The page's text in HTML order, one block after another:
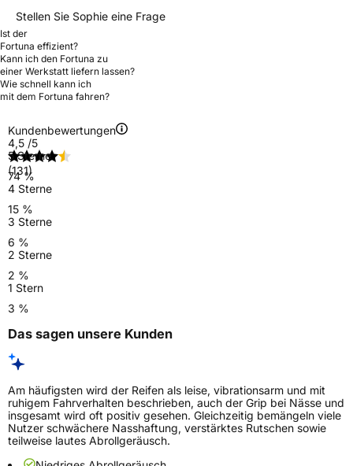
Stellen Sie Sophie eine Frage
Ist der
Fortuna effizient?
Kann ich den Fortuna zu
einer Werkstatt liefern lassen?
Wie schnell kann ich
mit dem Fortuna fahren?
Kundenbewertungen
4,5 /5
(131)
5 Sterne
74 %
4 Sterne
15 %
3 Sterne
6 %
2 Sterne
2 %
1 Stern
3 %
Das sagen unsere Kunden
Am häufigsten wird der Reifen als leise, vibrationsarm und mit
ruhigem Fahrverhalten beschrieben, auch der Grip bei Nässe und
insgesamt wird oft positiv gesehen. Gleichzeitig bemängeln viele
Nutzer schwächere Nasshaftung, verstärktes Rutschen sowie
teilweise lautes Abrollgeräusch.